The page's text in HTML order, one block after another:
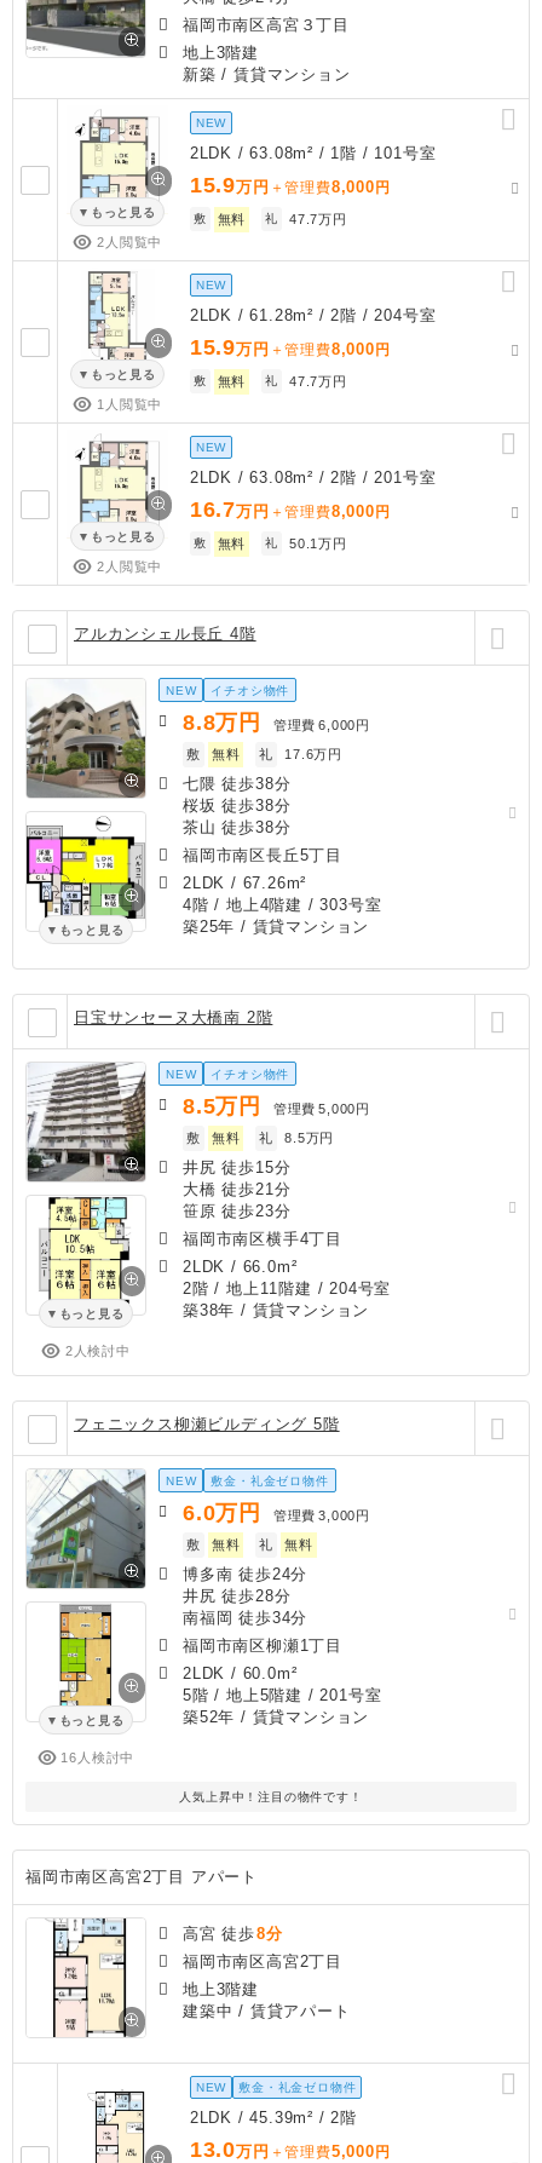
福岡市南区高宮３丁目
地上3階建
新築 / 賃貸マンション
もっと見る
2人閲覧中
NEW
2LDK / 63.08m² / 1階 / 101号室
15.9万円 ＋管理費8,000 円
敷 無料 礼 47.7万円
もっと見る
1人閲覧中
NEW
2LDK / 61.28m² / 2階 / 204号室
15.9万円 ＋管理費8,000 円
敷 無料 礼 47.7万円
もっと見る
2人閲覧中
NEW
2LDK / 63.08m² / 2階 / 201号室
16.7万円 ＋管理費8,000 円
敷 無料 礼 50.1万円
アルカンシェル長丘 4階
もっと見る
NEW イチオシ物件
8.8万円 管理費 6,000円
敷
無料 礼 17.6万円
七隈 徒歩38分
桜坂 徒歩38分
茶山 徒歩38分
福岡市南区長丘5丁目
2LDK / 67.26m²
4階 / 地上4階建 / 303号室
築25年 / 賃貸マンション
日宝サンセーヌ大橋南 2階
もっと見る
2人検討中
NEW イチオシ物件
8.5万円 管理費 5,000円
敷
無料 礼 8.5万円
井尻 徒歩15分
大橋 徒歩21分
笹原 徒歩23分
福岡市南区横手4丁目
2LDK / 66.0m²
2階 / 地上11階建 / 204号室
築38年 / 賃貸マンション
フェニックス柳瀬ビルディング 5階
もっと見る
16人検討中
NEW 敷金・礼金ゼロ物件
6.0万円 管理費 3,000円
敷
無料 礼 無料
博多南 徒歩24分
井尻 徒歩28分
南福岡 徒歩34分
福岡市南区柳瀬1丁目
2LDK / 60.0m²
5階 / 地上5階建 / 201号室
築52年 / 賃貸マンション
人気上昇中！注目の物件です！
福岡市南区高宮2丁目 アパート
高宮 徒歩8分
福岡市南区高宮2丁目
地上3階建
建築中 / 賃貸アパート
NEW 敷金・礼金ゼロ物件
2LDK / 45.39m² / 2階
13.0万円 ＋管理費5,000 円